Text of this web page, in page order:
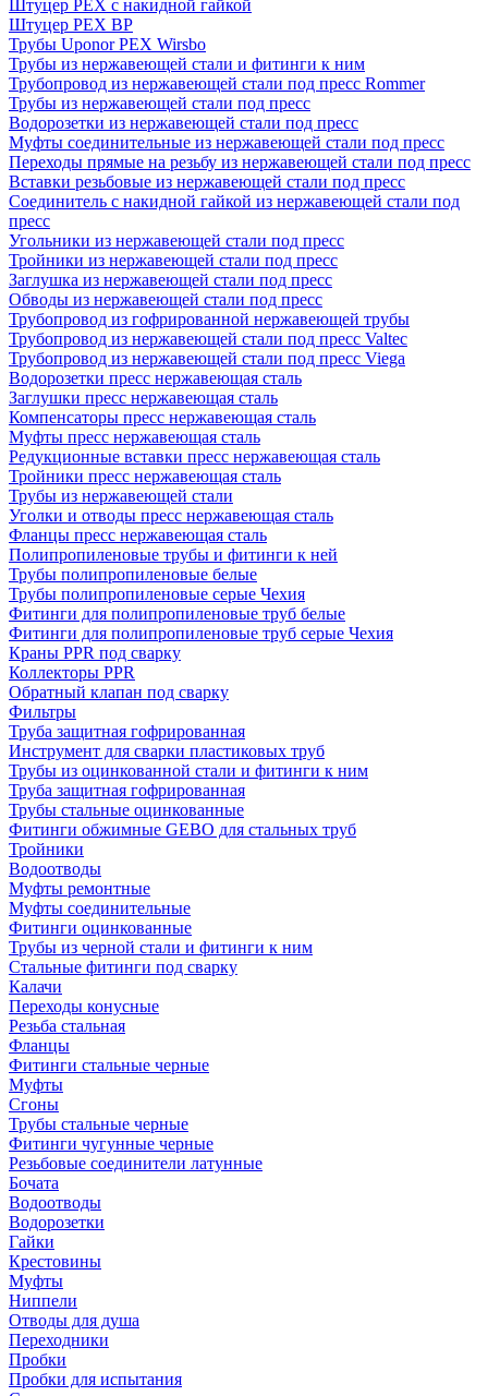
Штуцер PEX c накидной гайкой
Штуцер PEX ВР
Трубы Uponor PEX Wirsbo
Трубы из нержавеющей стали и фитинги к ним
Трубопровод из нержавеющей стали под пресс Rommer
Трубы из нержавеющей стали под пресс
Водорозетки из нержавеющей стали под пресс
Муфты соединительные из нержавеющей стали под пресс
Переходы прямые на резьбу из нержавеющей стали под пресс
Вставки резьбовые из нержавеющей стали под пресс
Соединитель с накидной гайкой из нержавеющей стали под
пресс
Угольники из нержавеющей стали под пресс
Тройники из нержавеющей стали под пресс
Заглушка из нержавеющей стали под пресс
Обводы из нержавеющей стали под пресс
Трубопровод из гофрированной нержавеющей трубы
Трубопровод из нержавеющей стали под пресс Valtec
Трубопровод из нержавеющей стали под пресс Viega
Водорозетки пресс нержавеющая сталь
Заглушки пресс нержавеющая сталь
Компенсаторы пресс нержавеющая сталь
Муфты пресс нержавеющая сталь
Редукционные вставки пресс нержавеющая сталь
Тройники пресс нержавеющая сталь
Трубы из нержавеющей стали
Уголки и отводы пресс нержавеющая сталь
Фланцы пресс нержавеющая сталь
Полипропиленовые трубы и фитинги к ней
Трубы полипропиленовые белые
Трубы полипропиленовые серые Чехия
Фитинги для полипропиленовые труб белые
Фитинги для полипропиленовые труб серые Чехия
Краны PPR под сварку
Коллекторы PPR
Обратный клапан под сварку
Фильтры
Труба защитная гофрированная
Инструмент для сварки пластиковых труб
Трубы из оцинкованной стали и фитинги к ним
Труба защитная гофрированная
Трубы стальные оцинкованные
Фитинги обжимные GEBO для стальных труб
Тройники
Водоотводы
Муфты ремонтные
Муфты соединительные
Фитинги оцинкованные
Трубы из черной стали и фитинги к ним
Стальные фитинги под сварку
Калачи
Переходы конусные
Резьба стальная
Фланцы
Фитинги стальные черные
Муфты
Сгоны
Трубы стальные черные
Фитинги чугунные черные
Резьбовые соединители латунные
Бочата
Водоотводы
Водорозетки
Гайки
Крестовины
Муфты
Ниппели
Отводы для душа
Переходники
Пробки
Пробки для испытания